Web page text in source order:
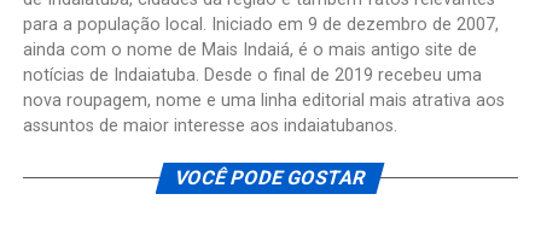
para a população local. Iniciado em 9 de dezembro de 2007,
ainda com o nome de Mais Indaiá, é o mais antigo site de
notícias de Indaiatuba. Desde o final de 2019 recebeu uma
nova roupagem, nome e uma linha editorial mais atrativa aos
assuntos de maior interesse aos indaiatubanos.
VOCÊ PODE GOSTAR